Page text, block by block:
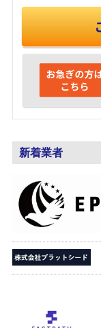
新着業者